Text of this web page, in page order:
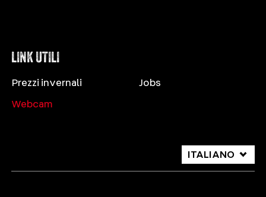
LINK UTILI
Prezzi invernali
Webcam
Jobs
ITALIANO
DEUTSCH